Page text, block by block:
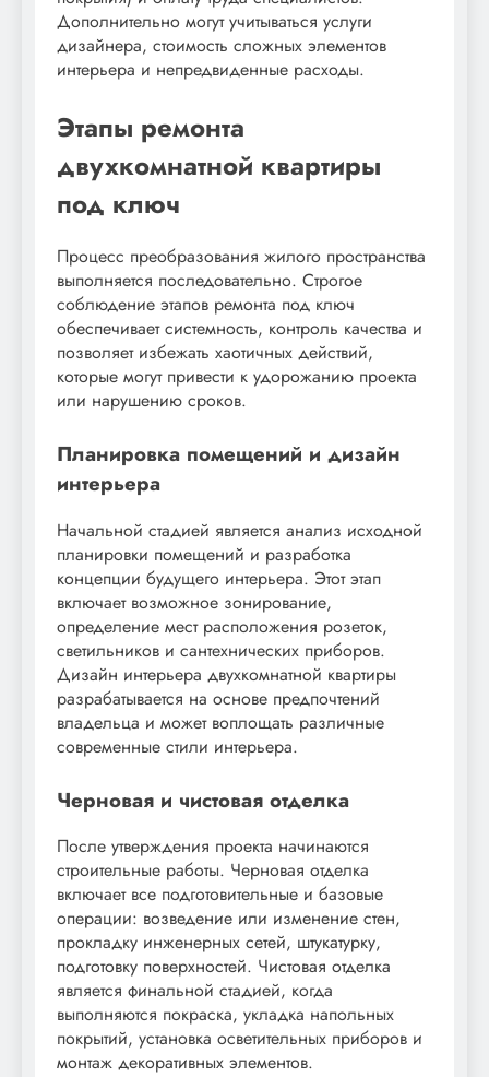
Дополнительно могут учитываться услуги
дизайнера, стоимость сложных элементов
интерьера и непредвиденные расходы.
Этапы ремонта
двухкомнатной квартиры
под ключ
Процесс преобразования жилого пространства
выполняется последовательно. Строгое
соблюдение этапов ремонта под ключ
обеспечивает системность, контроль качества и
позволяет избежать хаотичных действий,
которые могут привести к удорожанию проекта
или нарушению сроков.
Планировка помещений и дизайн
интерьера
Начальной стадией является анализ исходной
планировки помещений и разработка
концепции будущего интерьера. Этот этап
включает возможное зонирование,
определение мест расположения розеток,
светильников и сантехнических приборов.
Дизайн интерьера двухкомнатной квартиры
разрабатывается на основе предпочтений
владельца и может воплощать различные
современные стили интерьера.
Черновая и чистовая отделка
После утверждения проекта начинаются
строительные работы. Черновая отделка
включает все подготовительные и базовые
операции: возведение или изменение стен,
прокладку инженерных сетей, штукатурку,
подготовку поверхностей. Чистовая отделка
является финальной стадией, когда
выполняются покраска, укладка напольных
покрытий, установка осветительных приборов и
монтаж декоративных элементов.